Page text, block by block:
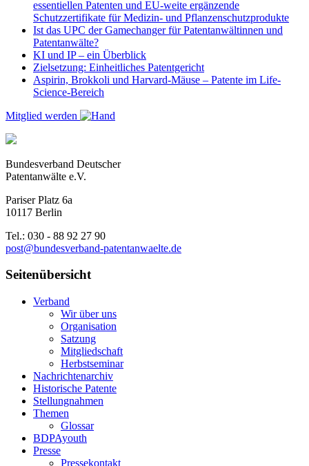
essentiellen Patenten und EU-weite ergänzende
Schutzzertifikate für Medizin- und Pflanzenschutzprodukte
Ist das UPC der Gamechanger für Patentanwältinnen und
Patentanwälte?
KI und IP – ein Überblick
Zielsetzung: Einheitliches Patentgericht
Aspirin, Brokkoli und Harvard-Mäuse – Patente im Life-
Science-Bereich
Mitglied werden
Bundesverband Deutscher
Patentanwälte e.V.
Pariser Platz 6a
10117 Berlin
Tel.: 030 - 88 92 27 90
post@bundesverband-patentanwaelte.de
Seitenübersicht
Verband
Wir über uns
Organisation
Satzung
Mitgliedschaft
Herbstseminar
Nachrichtenarchiv
Historische Patente
Stellungnahmen
Themen
Glossar
BDPAyouth
Presse
Pressekontakt